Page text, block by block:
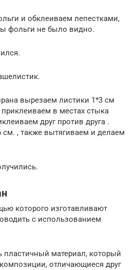
и обклеиваем лепестками,
фольги не было видно.
вырезаем листики 1*3 см
в местах стыка
друг против друга .
, также вытягиваем и делаем
которого изготавливают
с использованием
материал, который
отличающиеся друг